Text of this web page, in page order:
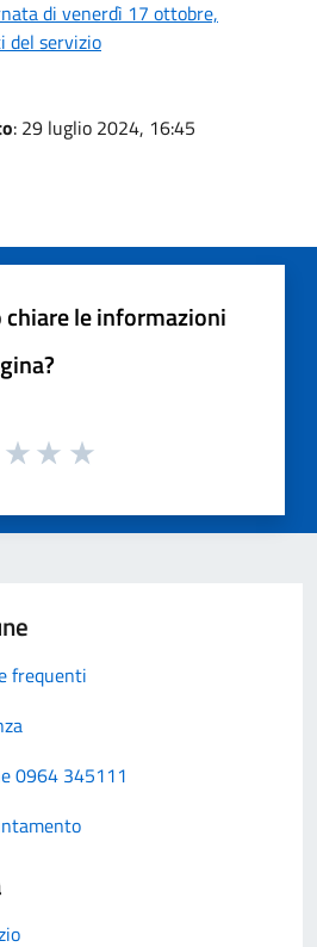
di venerdì 17 ottobre,
del servizio
: 29 luglio 2024, 16:45
chiare le informazioni
frequenti
0964 345111